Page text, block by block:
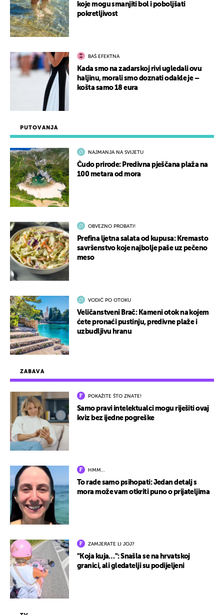
ZABAVA
POKAŽITE ŠTO ZNATE!
Samo pravi intelektualci mogu riješiti ovaj
kviz bez ijedne pogreške
HMM…
To rade samo psihopati: Jedan detalj s
mora može vam otkriti puno o prijateljima
ZAMJERATE LI JOJ?
"Koja kuja…": Snašla se na hrvatskoj
granici, ali gledatelji su podijeljeni
PUTOVANJA
NAJMANJA NA SVIJETU
Čudo prirode: Predivna pješčana plaža na
100 metara od mora
OBVEZNO PROBATI!
Prefina ljetna salata od kupusa: Kremasto
savršenstvo koje najbolje paše uz pečeno
meso
VODIČ PO OTOKU
Veličanstveni Brač: Kameni otok na kojem
ćete pronaći pustinju, predivne plaže i
uzbudljivu hranu
koje mogu smanjiti bol i poboljšati
pokretljivost
BAŠ EFEKTNA
Kada smo na zadarskoj rivi ugledali ovu
haljinu, morali smo doznati odakle je –
košta samo 18 eura